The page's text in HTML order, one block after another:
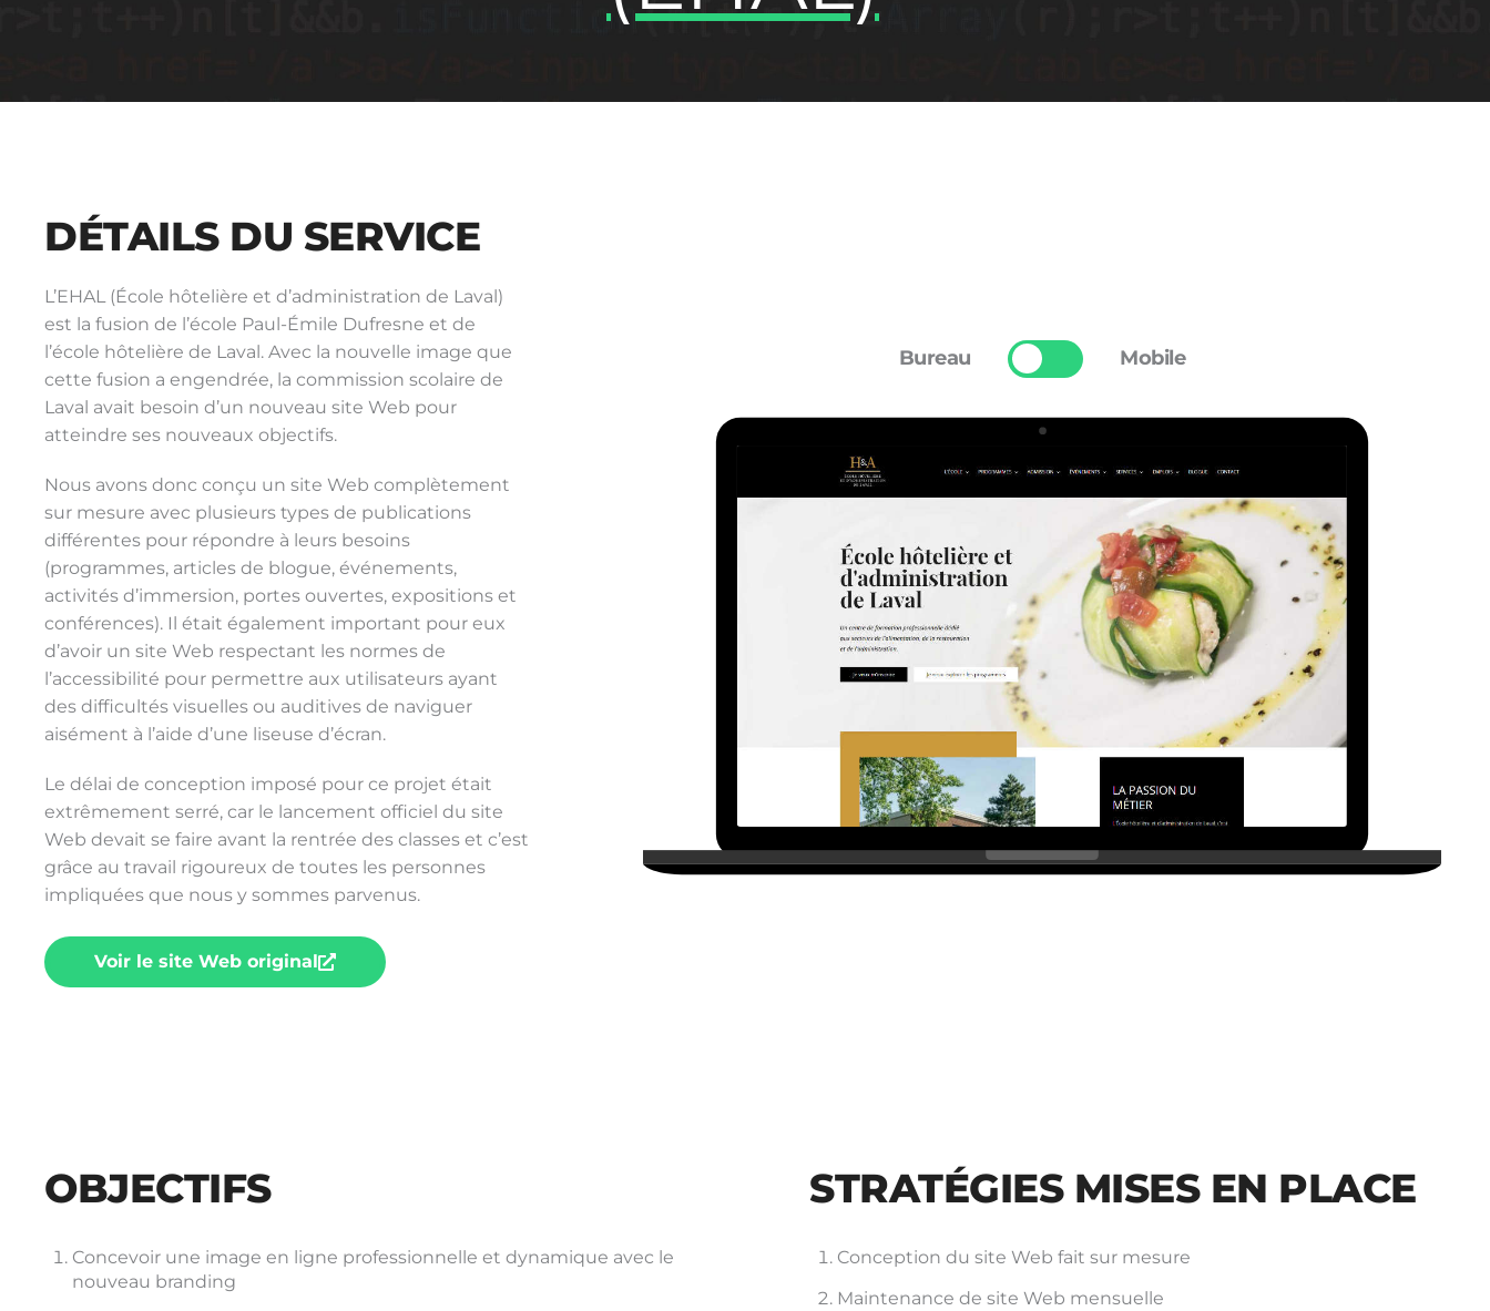
DÉTAILS DU SERVICE
L’EHAL (École hôtelière et d’administration de Laval)
est la fusion de l’école Paul-Émile Dufresne et de
l’école hôtelière de Laval. Avec la nouvelle image que
cette fusion a engendrée, la commission scolaire de
Laval avait besoin d’un nouveau site Web pour
atteindre ses nouveaux objectifs.
Nous avons donc conçu un site Web complètement
sur mesure avec plusieurs types de publications
différentes pour répondre à leurs besoins
(programmes, articles de blogue, événements,
activités d’immersion, portes ouvertes, expositions et
conférences). Il était également important pour eux
d’avoir un site Web respectant les normes de
l’accessibilité pour permettre aux utilisateurs ayant
des difficultés visuelles ou auditives de naviguer
aisément à l’aide d’une liseuse d’écran.
Le délai de conception imposé pour ce projet était
extrêmement serré, car le lancement officiel du site
Web devait se faire avant la rentrée des classes et c’est
grâce au travail rigoureux de toutes les personnes
impliquées que nous y sommes parvenus.
Voir le site Web original
Bureau Mobile
OBJECTIFS
Concevoir une image en ligne professionnelle et dynamique avec le
nouveau branding
STRATÉGIES MISES EN PLACE
Conception du site Web fait sur mesure
Maintenance de site Web mensuelle